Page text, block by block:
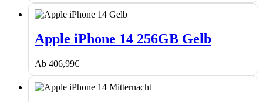
iPhone
14
Gelb
Apple iPhone 14 256GB Gelb
Ab 406,99€